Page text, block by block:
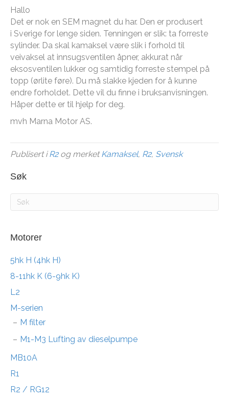
Hallo
Det er nok en SEM magnet du har. Den er produsert
i Sverige for lenge siden. Tenningen er slik: ta forreste
sylinder. Da skal kamaksel være slik i forhold til
veivaksel at innsugsventilen åpner, akkurat når
eksosventilen lukker og samtidig forreste stempel på
topp (ørlite føre). Du må slakke kjeden for å kunne
endre forholdet. Dette vil du finne i bruksanvisningen.
Håper dette er til hjelp for deg.
mvh Marna Motor AS.
Publisert iR2og merketKamaksel, R2, Svensk
Søk
Motorer
5hk H (4hk H)
8-11hk K (6-9hk K)
L2
M-serien
M filter
M1-M3 Lufting av dieselpumpe
MB10A
R1
R2 / RG12